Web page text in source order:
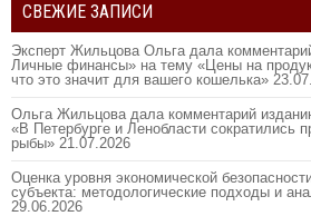
СВЕЖИЕ ЗАПИСИ
Эксперт Жильцова Ольга дала
Личные финансы» на тему «Цены на
что это значит для вашего кошелька»
Ольга Жильцова дала комментарий
«В Петербурге и Ленобласти сократились
рыбы» 21.07.2026
Оценка уровня экономической
субъекта: методологические подходы и
29.06.2026